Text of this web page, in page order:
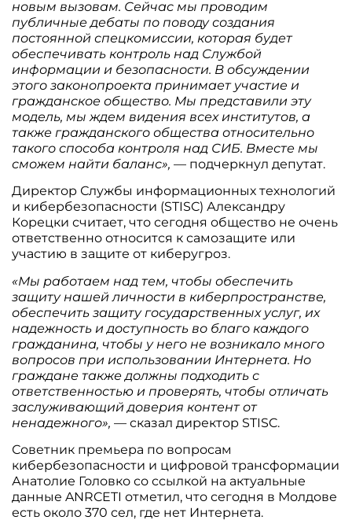
новым вызовам. Сейчас мы проводим
публичные дебаты по поводу создания
постоянной спецкомиссии, которая будет
обеспечивать контроль над Службой
информации и безопасности. В обсуждении
этого законопроекта принимает участие и
гражданское общество. Мы представили эту
модель, мы ждем видения всех институтов, а
также гражданского общества относительно
такого способа контроля над СИБ. Вместе мы
сможем найти баланс», — подчеркнул депутат.
Директор Службы информационных технологий
и кибербезопасности (STISC) Александру
Корецки считает, что сегодня общество не очень
ответственно относится к самозащите или
участию в защите от киберугроз.
«Мы работаем над тем, чтобы обеспечить
защиту нашей личности в киберпространстве,
обеспечить защиту государственных услуг, их
надежность и доступность во благо каждого
гражданина, чтобы у него не возникало много
вопросов при использовании Интернета. Но
граждане также должны подходить с
ответственностью и проверять, чтобы отличать
заслуживающий доверия контент от
ненадежного», — сказал директор STISC.
Советник премьера по вопросам
кибербезопасности и цифровой трансформации
Анатолие Головко со ссылкой на актуальные
данные ANRCETI отметил, что сегодня в Молдове
есть около 370 сел, где нет Интернета.